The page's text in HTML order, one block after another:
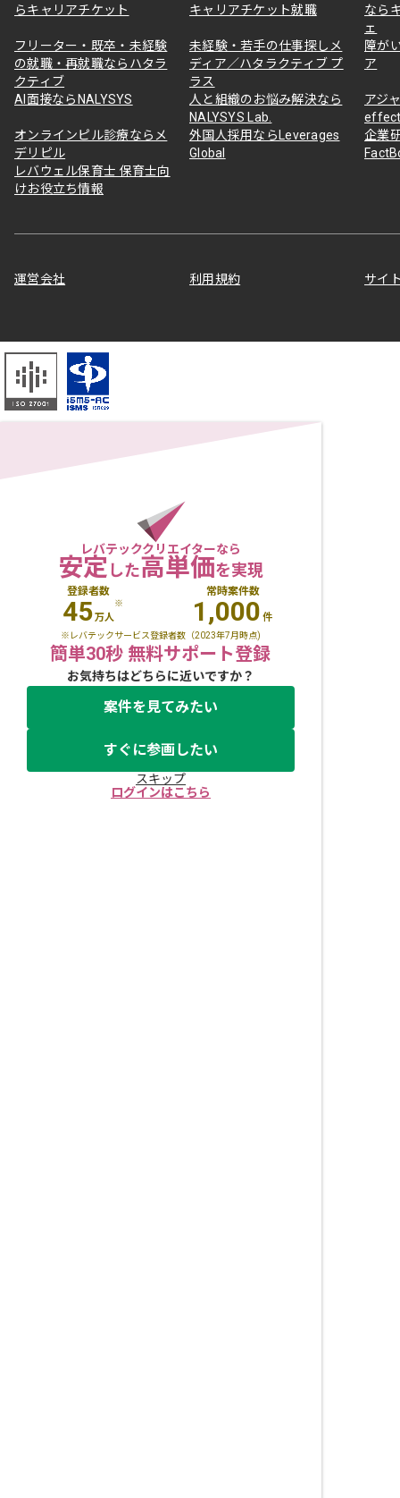
らキャリアチケット
キャリアチケット就職
なら
ェ
フリーター・既卒・未経験
の就職・再就職ならハタラ
クティブ
未経験・若手の仕事探しメ
ディア／ハタラクティブ プ
ラス
障が
ア
AI面接ならNALYSYS
人と組織のお悩み解決なら
NALYSYS Lab.
アジ
オンラインピル診療ならメ
デリピル
外国人採用ならLeverages
Global
企業
レバウェル保育士 保育士向
けお役立ち情報
運営会社 利用規約 サイ
レバテッククリエイターなら
安定した高単価を実現
登録者数
45万人
※
常時案件数
1,000 件
※レバテックサービス登録者数（2023年7月時点)
簡単30秒 無料サポート登録
お気持ちはどちらに近いですか？
案件を見てみたい
すぐに参画したい
スキップ
ログインはこちら